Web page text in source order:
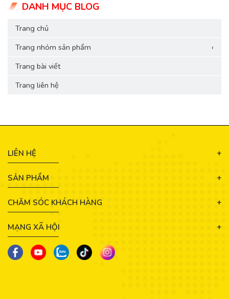
DANH MỤC BLOG
Trang chủ
Trang nhóm sản phẩm
›
Trang bài viết
Trang liên hệ
LIÊN HỆ
SẢN PHẨM
CHĂM SÓC KHÁCH HÀNG
MẠNG XÃ HỘI